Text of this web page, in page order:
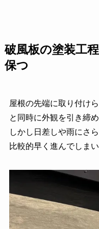
破風板の塗装工
保つ
屋根の先端に取り付け
と同時に外観を引き締
しかし日差しや雨にさ
比較的早く進んでしまい